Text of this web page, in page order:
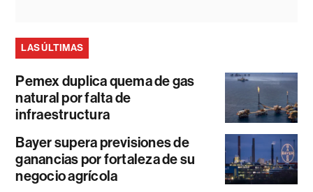
LAS ÚLTIMAS
Pemex duplica quema de gas
natural por falta de
infraestructura
Bayer supera previsiones de
ganancias por fortaleza de su
negocio agrícola